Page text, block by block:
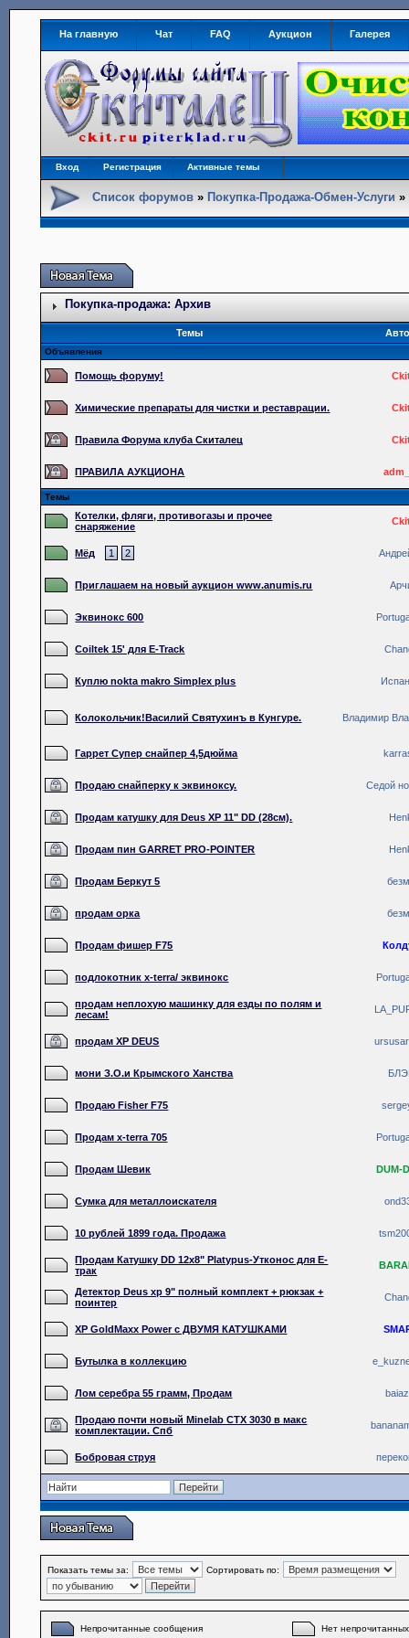
На главную Чат FAQ Аукцион Галерея
Вход Регистрация Активные темы
Список форумов » Покупка-Продажа-Обмен-Услуги »
Покупка-продажа: Архив
Темы
Объявления
Помощь форуму!
Химические препараты для чистки и реставрации.
Правила Форума клуба Скиталец
ПРАВИЛА АУКЦИОНА
Темы
Котелки, фляги, противогазы и прочее
снаряжение
Мёд 1 2
Приглашаем на новый аукцион www.anumis.ru
Эквинокс 600
Coiltek 15' для E-Track
Куплю nokta makro Simplex plus
Колокольчик!Василий Святухинъ в Кунгуре. Владимир
Гаррет Супер снайпер 4,5дюйма
Продаю снайперку к эквиноксу. Седой
Продам катушку для Deus XP 11" DD (28см).
Продам пин GARRET PRO-POINTER
Продам Беркут 5
продам орка
Продам фишер F75
подлокотник x-terra/ эквинокс
продам неплохую машинку для езды по полям и
лесам!
продам XP DEUS
мони З.О.и Крымского Ханства
Продаю Fisher F75
Продам x-terra 705
Продам Шевик DUM-
Сумка для металлоискателя
10 рублей 1899 года. Продажа
Продам Катушку DD 12x8" Platypus-Утконос для Е-
трак
Детектор Deus xp 9" полный комплект + рюкзак +
поинтер
XP GoldMaxx Power с ДВУМЯ КАТУШКАМИ
Бутылка в коллекцию
Лом серебра 55 грамм, Продам
Продаю почти новый Minelab CTX 3030 в макс
комплектации. Спб
Бобровая струя
Показать темы за: Сортировать по:
Непрочитанные сообщения Нет